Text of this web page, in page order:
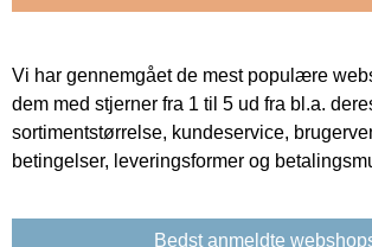
Vi har gennemgået de mest populære
dem med stjerner fra 1 til 5 ud fra bl.a.
sortimentstørrelse, kundeservice,
betingelser, leveringsformer og
Bedst anmeldte